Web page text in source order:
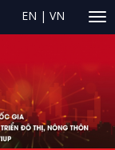
EN | VN